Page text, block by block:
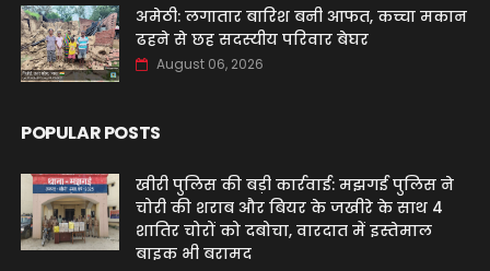
अमेठी: लगातार बारिश बनी आफत, कच्चा मकान
ढहने से छह सदस्यीय परिवार बेघर
August 06, 2026
POPULAR POSTS
खीरी पुलिस की बड़ी कार्रवाई: मझगई पुलिस ने
चोरी की शराब और बियर के जखीरे के साथ 4
शातिर चोरों को दबोचा, वारदात में इस्तेमाल
बाइक भी बरामद